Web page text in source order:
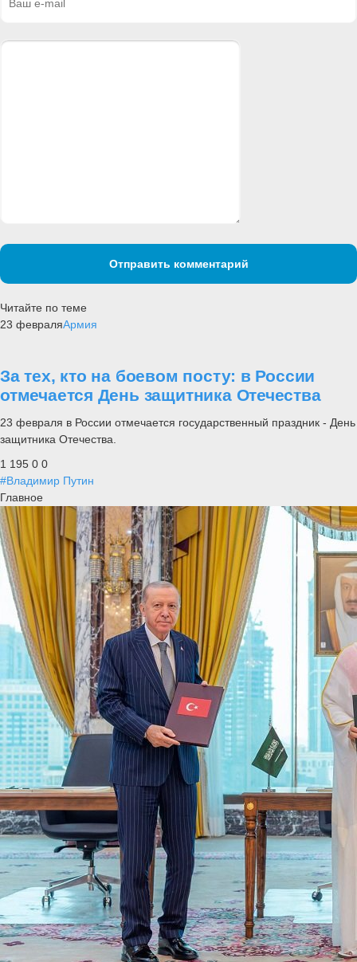
Отправить комментарий
Читайте по теме
23 февраляАрмия
За тех, кто на боевом посту: в России
отмечается День защитника Отечества
23 февраля в России отмечается государственный праздник - День
защитника Отечества.
1 195 0 0
#Владимир Путин
Главное